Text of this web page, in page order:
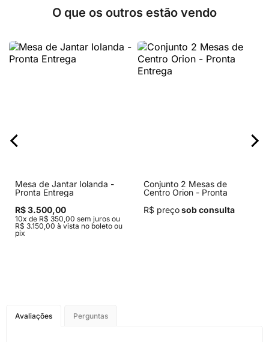
O que os outros estão vendo
Mesa de Jantar Iolanda -
Pronta Entrega
R$ 3.500,00
10x de R$ 350,00 sem juros ou
R$ 3.150,00 à vista no boleto ou
pix
Conjunto 2 Mesas de
Centro Orion - Pronta
R$ preçosob consulta
Avaliações Perguntas